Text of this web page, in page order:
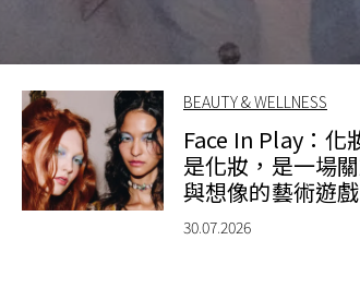
BEAUTY & WELLNESS
Face In Play：化
是化妝，是一場
與想像的藝術遊戲
30.07.2026